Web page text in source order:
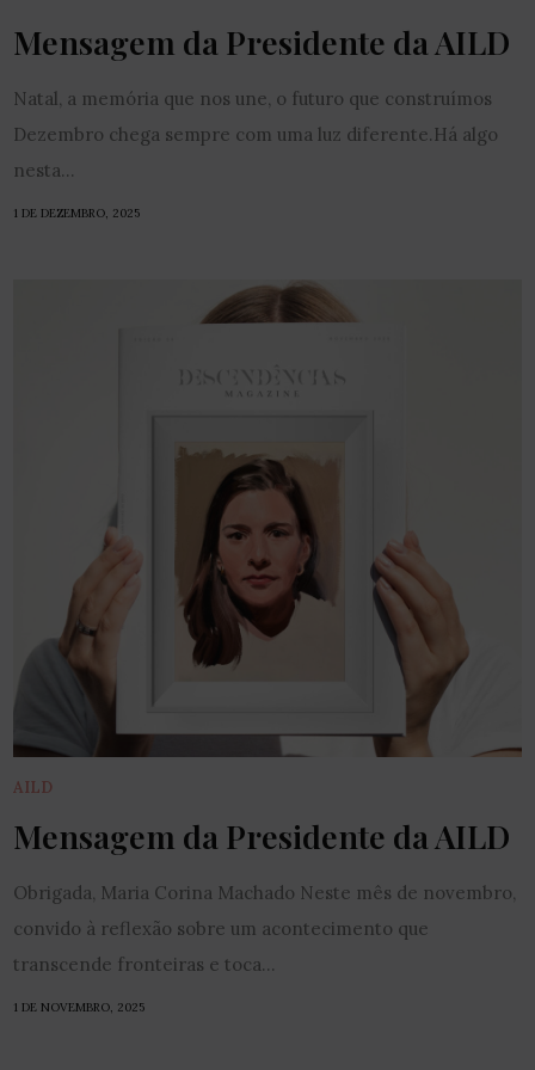
Mensagem da Presidente da AILD
Natal, a memória que nos une, o futuro que construímos
Dezembro chega sempre com uma luz diferente.Há algo
nesta...
1 DE DEZEMBRO, 2025
AILD
Mensagem da Presidente da AILD
Obrigada, Maria Corina Machado Neste mês de novembro,
convido à reflexão sobre um acontecimento que
transcende fronteiras e toca...
1 DE NOVEMBRO, 2025